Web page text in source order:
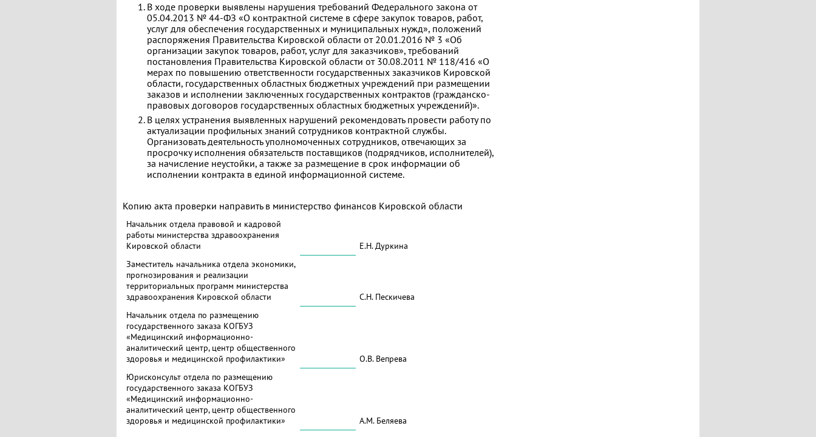
В ходе проверки выявлены нарушения требований Федерального закона от
05.04.2013 № 44-ФЗ «О контрактной системе в сфере закупок товаров, работ,
услуг для обеспечения государственных и муниципальных нужд», положений
распоряжения Правительства Кировской области от 20.01.2016 № 3 «Об
организации закупок товаров, работ, услуг для заказчиков», требований
постановления Правительства Кировской области от 30.08.2011 № 118/416 «О
мерах по повышению ответственности государственных заказчиков Кировской
области, государственных областных бюджетных учреждений при размещении
заказов и исполнении заключенных государственных контрактов (гражданско-
правовых договоров государственных областных бюджетных учреждений)».
В целях устранения выявленных нарушений рекомендовать провести работу по
актуализации профильных знаний сотрудников контрактной службы.
Организовать деятельность уполномоченных сотрудников, отвечающих за
просрочку исполнения обязательств поставщиков (подрядчиков, исполнителей),
за начисление неустойки, а также за размещение в срок информации об
исполнении контракта в единой информационной системе.
Копию акта проверки направить в министерство финансов Кировской области
Начальник отдела правовой и кадровой
работы министерства здравоохранения
Кировской области
Е.Н. Дуркина
Заместитель начальника отдела экономики,
прогнозирования и реализации
территориальных программ министерства
здравоохранения Кировской области
С.Н. Пескичева
Начальник отдела по размещению
государственного заказа КОГБУЗ
«Медицинский информационно-
аналитический центр, центр общественного
здоровья и медицинской профилактики»
О.В. Вепрева
Юрисконсульт отдела по размещению
государственного заказа КОГБУЗ
«Медицинский информационно-
аналитический центр, центр общественного
здоровья и медицинской профилактики»
А.М. Беляева